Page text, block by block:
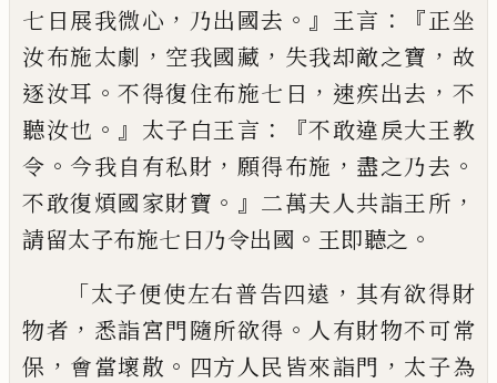
七日展我微心 ， 乃出國去 。』 王言 ：『正坐
汝布施太劇 ， 空我國藏 ， 失我却敵之寶 ， 故
逐汝耳 。不得復住布施七日 ， 速疾出去 ， 不
聽汝也 。』 太子白王言 ：『不敢違戾大王教
令 。 今我自有私財 ， 願得布施 ， 盡之乃去 。
不敢復煩國家財寶 。』 二萬夫人共詣王所 ，
請留太子布施七日乃令出國 。 王即聽之 。
「太子便使左右普告四遠 ， 其有欲得財
物者 ， 悉詣宮門隨所欲得 。 人有財物不可常
保 ， 會當壞散 。 四方人民皆來詣門 ， 太子為